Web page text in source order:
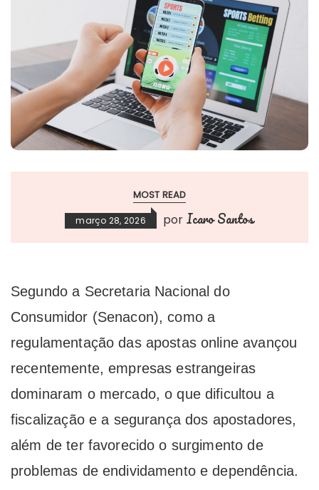
MOST READ
março 28, 2026 por Icaro Santos
Segundo a Secretaria Nacional do
Consumidor (Senacon), como a
regulamentação das apostas online avançou
recentemente, empresas estrangeiras
dominaram o mercado, o que dificultou a
fiscalização e a segurança dos apostadores,
além de ter favorecido o surgimento de
problemas de endividamento e dependência.